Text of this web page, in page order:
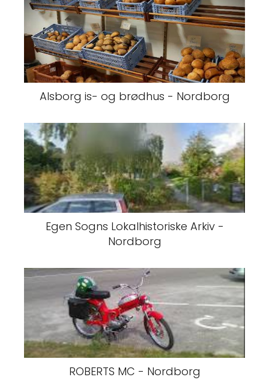
Alsborg is- og brødhus - Nordborg
Egen Sogns Lokalhistoriske Arkiv -
Nordborg
ROBERTS MC - Nordborg